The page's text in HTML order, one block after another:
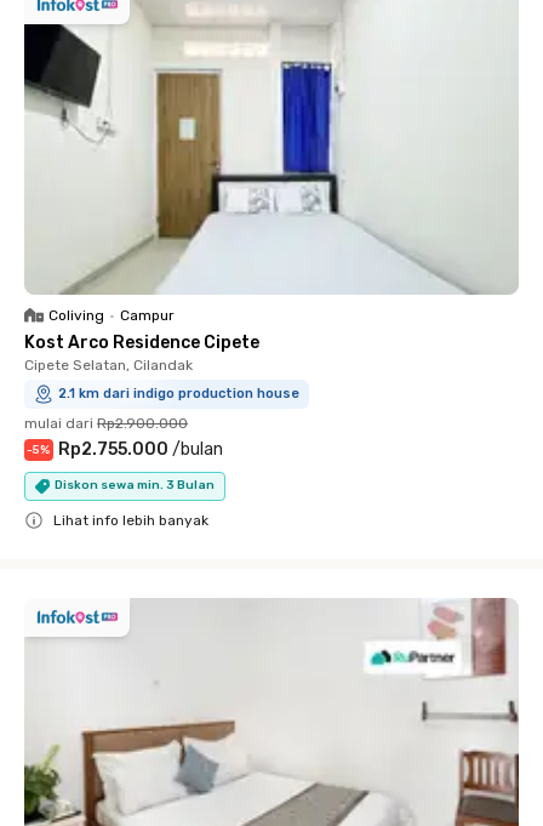
Coliving • Campur
Kost Arco Residence Cipete
Cipete Selatan, Cilandak
2.1 km dari indigo production house
mulai dari Rp2.900.000
-5% Rp2.755.000 /bulan
Diskon sewa min. 3 Bulan
Lihat info lebih banyak